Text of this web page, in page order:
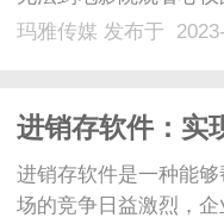
解。8767影院作为一
玛雅传媒 发布于
进销存软件：实
进销存软件是一种能
场的竞争日益激烈，